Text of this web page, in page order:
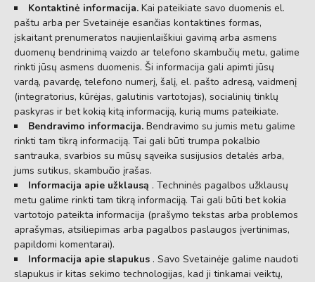
Kontaktinė informacija. Kai pateikiate savo duomenis el.
paštu arba per Svetainėje esančias kontaktines formas,
įskaitant prenumeratos naujienlaiškiui gavimą arba asmens
duomenų bendrinimą vaizdo ar telefono skambučių metu, galime
rinkti jūsų asmens duomenis. Ši informacija gali apimti jūsų
vardą, pavardę, telefono numerį, šalį, el. pašto adresą, vaidmenį
(integratorius, kūrėjas, galutinis vartotojas), socialinių tinklų
paskyras ir bet kokią kitą informaciją, kurią mums pateikiate.
Bendravimo informacija. Bendravimo su jumis metu galime
rinkti tam tikrą informaciją. Tai gali būti trumpa pokalbio
santrauka, svarbios su mūsų sąveika susijusios detalės arba,
jums sutikus, skambučio įrašas.
Informacija apie užklausą . Techninės pagalbos užklausų
metu galime rinkti tam tikrą informaciją. Tai gali būti bet kokia
vartotojo pateikta informacija (prašymo tekstas arba problemos
aprašymas, atsiliepimas arba pagalbos paslaugos įvertinimas,
papildomi komentarai).
Informacija apie slapukus . Savo Svetainėje galime naudoti
slapukus ir kitas sekimo technologijas, kad ji tinkamai veiktų,